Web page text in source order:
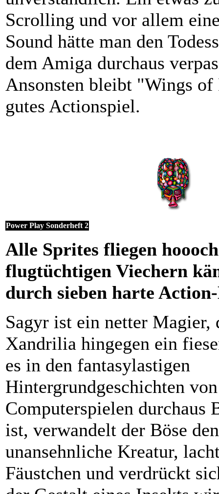
Scrolling und vor allem
Sound hätte man den
dem Amiga durchaus
Ansonsten bleibt "Wings of
gutes Actionspiel.
Power Play Sonderheft 2
Alle Sprites fliegen
flugtüchtigen Viechern
durch sieben harte
Sagyr ist ein netter Magier,
Xandrilia hingegen ein
es in den fantasylastigen
Hintergrundgeschichten von
Computerspielen durchaus
ist, verwandelt der Böse
unansehnliche Kreatur,
Fäustchen und verdrückt